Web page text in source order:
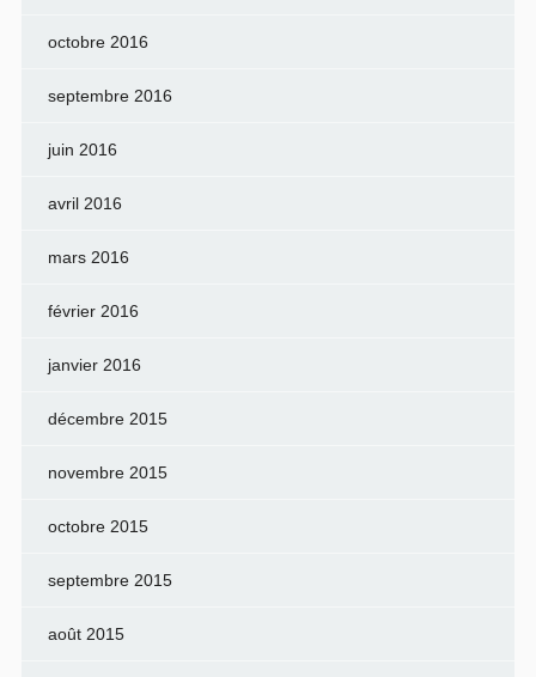
octobre 2016
septembre 2016
juin 2016
avril 2016
mars 2016
février 2016
janvier 2016
décembre 2015
novembre 2015
octobre 2015
septembre 2015
août 2015